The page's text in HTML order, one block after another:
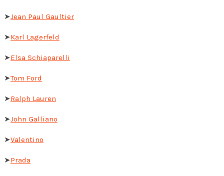
➤Jean Paul Gaultier
➤Karl Lagerfeld
➤Elsa Schiaparelli
➤Tom Ford
➤Ralph Lauren
➤John Galliano
➤Valentino
➤Prada